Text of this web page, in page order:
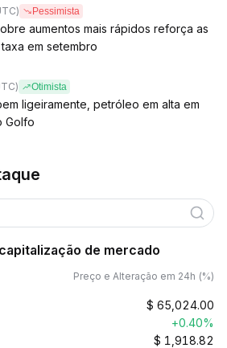
Pessimista
aumentos mais rápidos reforça as
em setembro
Otimista
ligeiramente, petróleo em alta em
Golfo
de mercado
Preço e Alteração em 24h (%)
$ 65,024.00
+0.40%
$ 1,918.82